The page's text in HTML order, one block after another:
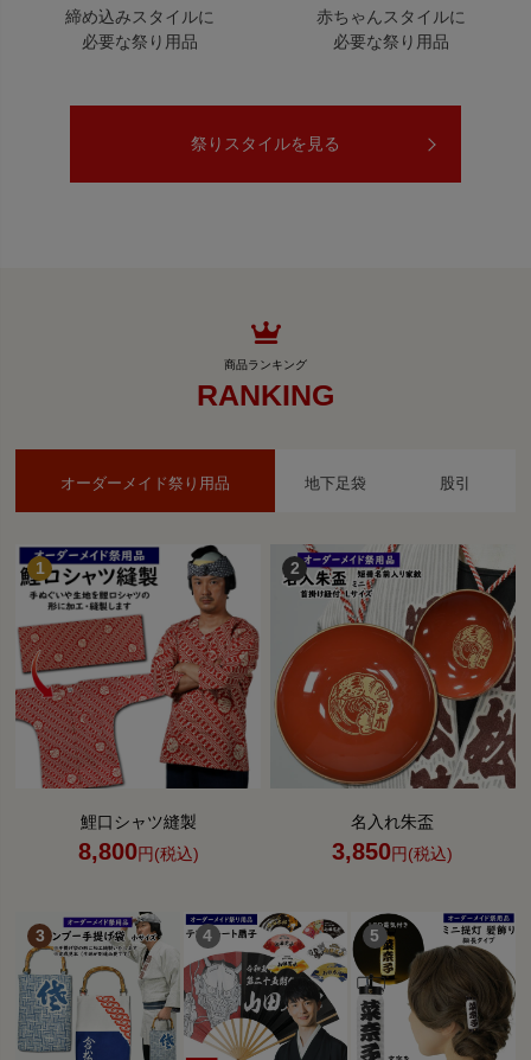
締め込みスタイルに
必要な祭り用品
赤ちゃんスタイルに
必要な祭り用品
祭りスタイルを見る
RANKING
オーダーメイド祭り用品 地下足袋 股引
鯉口シャツ縫製
8,800円(税込)
名入れ朱盃
3,850円(税込)